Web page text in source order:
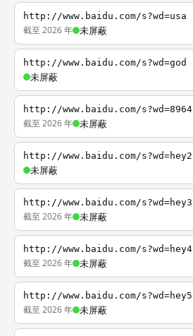
http://www.baidu.com/s?wd=usa
截至 2026 年 未屏蔽
http://www.baidu.com/s?wd=god
未屏蔽
http://www.baidu.com/s?wd=8964
截至 2026 年 未屏蔽
http://www.baidu.com/s?wd=hey2
未屏蔽
http://www.baidu.com/s?wd=hey3
截至 2026 年 未屏蔽
http://www.baidu.com/s?wd=hey4
截至 2026 年 未屏蔽
http://www.baidu.com/s?wd=hey5
截至 2026 年 未屏蔽